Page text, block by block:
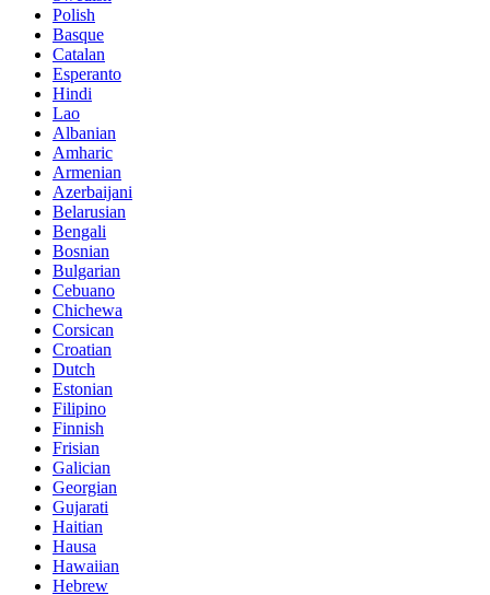
Polish
Basque
Catalan
Esperanto
Hindi
Lao
Albanian
Amharic
Armenian
Azerbaijani
Belarusian
Bengali
Bosnian
Bulgarian
Cebuano
Chichewa
Corsican
Croatian
Dutch
Estonian
Filipino
Finnish
Frisian
Galician
Georgian
Gujarati
Haitian
Hausa
Hawaiian
Hebrew